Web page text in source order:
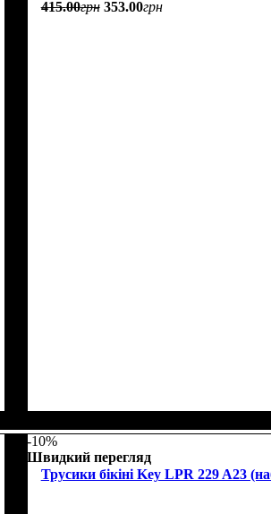
415.00грн 353.00грн
-10%
Швидкий перегляд
Трусики бікіні Key LPR 229 A23